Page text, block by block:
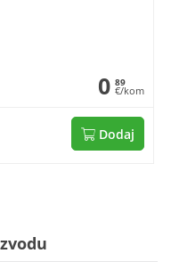
0 89
€/kom
Dodaj